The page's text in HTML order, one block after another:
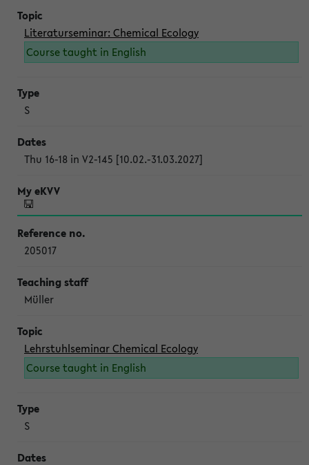
Literaturseminar: Chemical Ecology
Course taught in English
S
Thu 16-18 in V2-145 [10.02.-31.03.2027]
205017
Müller
Lehrstuhlseminar Chemical Ecology
Course taught in English
S